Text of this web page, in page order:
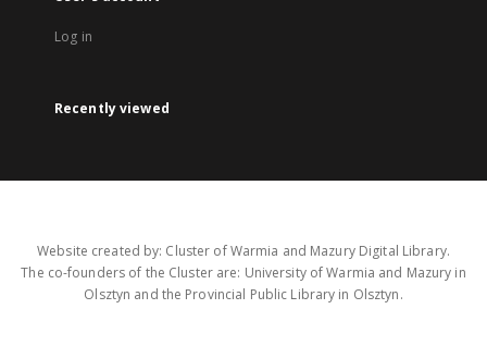
Log in
Recently viewed
Website created by: Cluster of Warmia and Mazury Digital Library.
The co-founders of the Cluster are: University of Warmia and Mazury in
Olsztyn and the Provincial Public Library in Olsztyn.